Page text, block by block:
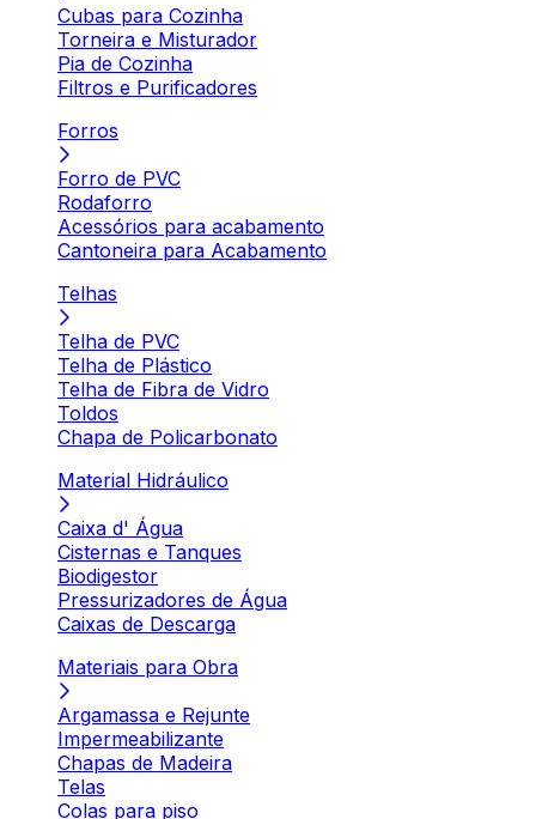
Cubas para Cozinha
Torneira e Misturador
Pia de Cozinha
Filtros e Purificadores
Forros
Forro de PVC
Rodaforro
Acessórios para acabamento
Cantoneira para Acabamento
Telhas
Telha de PVC
Telha de Plástico
Telha de Fibra de Vidro
Toldos
Chapa de Policarbonato
Material Hidráulico
Caixa d' Água
Cisternas e Tanques
Biodigestor
Pressurizadores de Água
Caixas de Descarga
Materiais para Obra
Argamassa e Rejunte
Impermeabilizante
Chapas de Madeira
Telas
Colas para piso